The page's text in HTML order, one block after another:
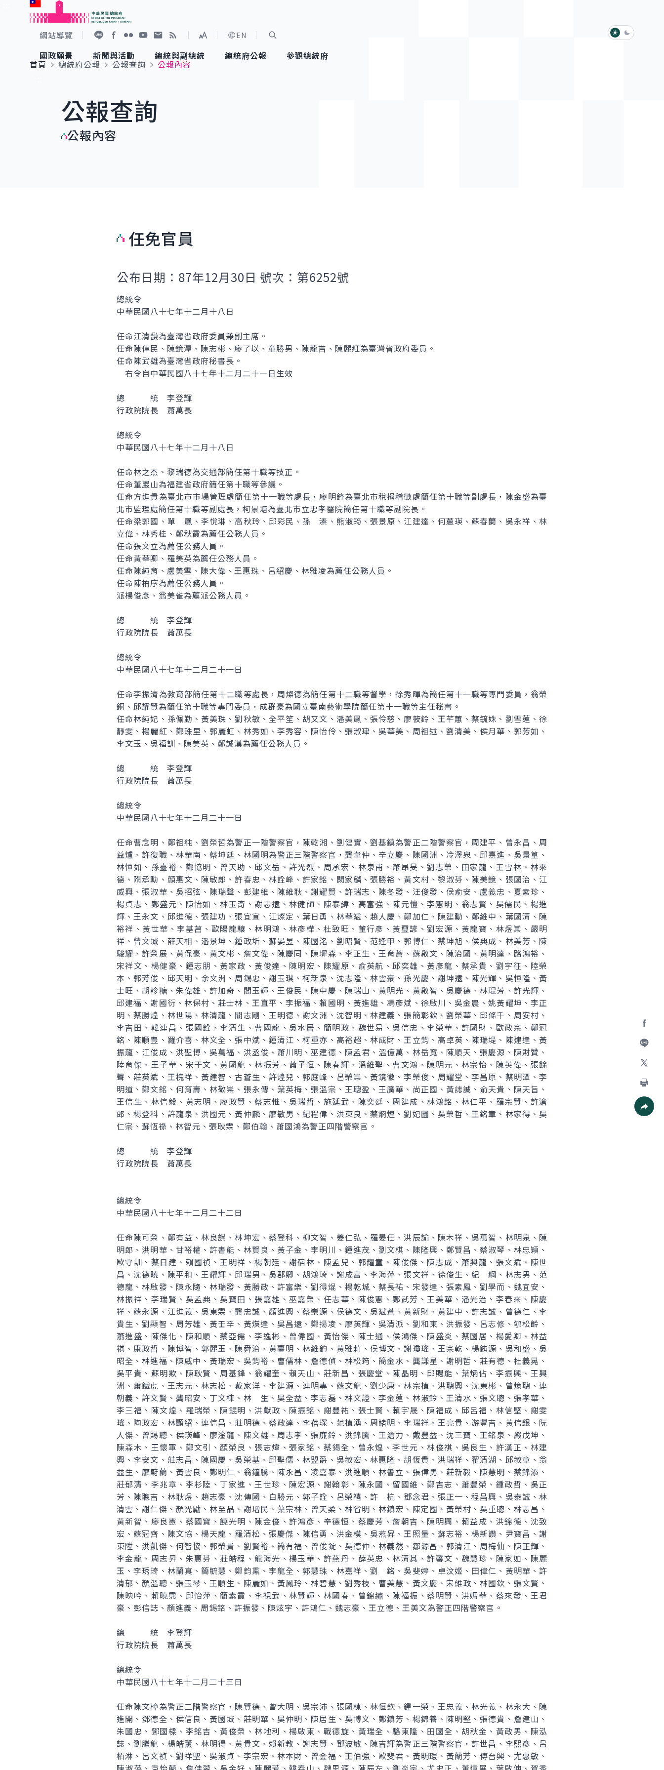
跳到主要內容
網站導覽
展開字級選單
EN
國政願景
國家氣候變遷對策委員會
重要談話
新聞與活動
總統府新聞
影音頻道
總統與副總統
賴清德總統
總統府公報 參觀總統府
淺色模式
深色模式
首頁
總統府公報 公報查詢
公報內容
公報查詢
公報內容
加入好
列印
任免官員
公布日期：87年12月30日 號次：第6252號
總統令
中華民國八十七年十二月十八日
任命江清馦為臺灣省政府委員兼副主席。
任命陳倬民、陳鏡潭、陳志彬、廖了以、童勝男、陳龍吉、陳麗紅為臺灣省政府委員。
任命陳武雄為臺灣省政府秘書長。
右令自中華民國八十七年十二月二十一日生效
總 統 李登輝
行政院院長 蕭萬長
總統令
中華民國八十七年十二月十八日
任命林之杰、黎瑞德為交通部簡任第十職等技正。
任命董巖山為福建省政府簡任第十職等參議。
任命方進貴為臺北市市場管理處簡任第十一職等處長，廖明鋒為臺北市稅捐稽徵處簡任第十職等副處長，陳金盛為臺
北市監理處簡任第十職等副處長，柯景塘為臺北市立忠孝醫院簡任第十職等副院長。
任命梁郭國、單 鳳、李悅琳、高秋玲、邱彩民、孫 溱、熊淑筠、張景原、江建達、何蕙瑛、蘇春蘭、吳永祥、林
立偉、林秀桂、鄭秋霞為薦任公務人員。
任命張文立為薦任公務人員。
任命黃華卿、羅美英為薦任公務人員。
任命陳純育、盧美雪、陳大偉、王惠珠、呂紹慶、林雅凌為薦任公務人員。
任命陳柏序為薦任公務人員。
派楊俊彥、翁美雀為薦派公務人員。
總 統 李登輝
行政院院長 蕭萬長
總統令
中華民國八十七年十二月二十一日
任命李振清為教育部簡任第十二職等處長，周燦德為簡任第十二職等督學，徐秀暉為簡任第十一職等專門委員，翁榮
銅、邱耀賢為簡任第十職等專門委員，成群豪為國立臺南藝術學院簡任第十一職等主任秘書。
任命林純妃、孫佩勤、黃美珠、劉秋敏、全平笙、胡又文、潘美鳳、張伶慈、廖筱鈴、王芊蕙、蔡毓姝、劉雪蓮、徐
靜雯、楊麗紅、鄭珠里、郭麗虹、林秀如、李秀容、陳怡伶、張淑珒、吳華美、周祖述、劉清美、侯月華、郭芳如、
李文玉、吳福訓、陳美英、鄭誠漢為薦任公務人員。
總 統 李登輝
行政院院長 蕭萬長
總統令
中華民國八十七年十二月二十一日
任命曹念明、鄭祖純、劉榮哲為警正一階警察官，陳乾湘、劉健實、劉基鎮為警正二階警察官，周建平、曾永昌、周
益爐、許復職、林華南、蔡坤廷、林國明為警正三階警察官，龔韋仲、辛立慶、陳國洲、冷澤泉、邱嘉進、吳景篁、
林恒如、孫臺裕、鄭協明、曾天助、邱文岳、許光烈、周承宏、林泉甫、蕭昂旻、劉志榮、田家龍、王雪林、林來
德、隋承勳、顏惠文、陳敏郎、許春忠、林詮峰、許家銘、闕家麟、張勝裕、黃文村、黎淑芬、陳美鏡、張國治、江
威興、張淑華、吳招弦、陳瑞聲、彭建維、陳維耿、謝耀賢、許瑞志、陳冬發、汪俊發、侯俞安、盧義忠、夏素珍、
楊貞志、鄭盛元、陳怡如、林玉奇、謝志遠、林健師、陳泰緯、高富強、陳元愷、李憲明、翁志賢、吳儒民、楊進
輝、王永文、邱進德、張建功、張宜宣、江燦定、葉日勇、林華斌、趙人慶、鄭加仁、陳建勳、鄭維中、葉國清、陳
裕祥、黃世華、李基菖、歐陽龍驤、林明鴻、林彥樺、杜致旺、董行彥、黃璽諺、劉宏源、黃龍寶、林煜棠、嚴明
祥、曾文城、薛天相、潘景坤、鍾政圻、蘇晏昱、陳國洺、劉昭賢、范逢甲、郭博仁、蔡坤旭、侯典成、林美芳、陳
駿耀、許榮展、黃保豪、黃文彬、詹文偉、陳慶同、陳墀森、李正生、王育蒼、蘇啟文、陳治國、黃明達、路鴻裕、
宋祥文、楊健豪、鍾志朋、黃家政、黃俊達、陳明宏、陳耀原、俞英航、邱奕雄、黃彥龍、蔡承貴、劉宇征、陸榮
本、郭芳俊、邱天明、余文洲、周錫忠、謝玉琪、柯新泉、沈志隆、林雲豪、孫光慶、謝坤遠、陳光輝、吳恒隆、黃
士旺、胡軫糖、朱偉雄、許加奇、閻玉輝、王俊民、陳中慶、陳瑞山、黃明光、黃啟智、吳慶德、林琨芳、許光輝、
邱建福、謝國衍、林保村、莊士林、王直平、李振福、賴國明、黃進雄、馮彥斌、徐啟川、吳金農、姚黃耀坤、李正
明、蔡勝煌、林世陽、林清龍、閻志剛、王明德、謝文洲、沈智明、林建義、張簡彰欽、劉榮華、邱條千、周安村、
李吉田、韓連昌、張國銓、李清生、曹國龍、吳水居、簡明政、魏世易、吳信忠、李榮華、許國財、歐政宗、鄭冠
銘、陳順豊、羅介喜、林文全、張中斌、鍾清江、柯重亦、高裕超、林成財、王立鈞、高卓英、陳瑞堤、陳建達、黃
振龍、江俊成、洪聖博、吳萬福、洪丞俊、蕭川明、巫建德、陳孟君、溫億萬、林岳寬、陳順天、張慶源、陳財贊、
陸育傑、王子華、宋于文、黃國龍、林振芳、蕭子恒、陳春輝、溫維聖、曹文鴻、陳明元、林宗怡、陳英偉、張餘
聲、莊英斌、王槐祥、黃建智、古蒼生、許煌兒、郭庭峰、呂榮崇、黃鏡徽、李榮俊、周耀堂、李昌原、蔡明潭、李
明道、鄭文銘、何育壽、林敬崇、張永傳、葉英梅、張溫宗、王聰盈、王廣華、尚正國、黃誌誠、俞天貴、陳天旨、
王信生、林信毅、黃志明、廖政賢、蔡志惟、吳瑞哲、施延武、陳奕廷、周建成、林鴻銘、林仁平、羅宗賢、許滄
郎、楊登科、許龍泉、洪國元、黃仲麟、廖敏男、紀程偉、洪東良、蔡烱煌、劉妃圜、吳榮哲、王銘章、林家得、吳
仁宗、蘇恆祿、林智元、張耿霖、鄭伯翰、蕭國鴻為警正四階警察官。
總 統 李登輝
行政院院長 蕭萬長
總統令
中華民國八十七年十二月二十二日
任命陳可榮、鄭有益、林良謀、林坤宏、蔡登科、柳文智、姜仁弘、羅晏任、洪辰諭、陳木祥、吳萬智、林明泉、陳
明郎、洪明華、甘裕權、許書能、林賢良、黃子金、李明川、鍾進茂、劉文棋、陳隆興、鄭賢昌、蔡淑琴、林忠穎、
歐守訓、蔡日建、賴國禎、王明祥、楊朝廷、謝宿林、陳孟兒、郭耀童、陳俊傑、陳志成、蕭興龍、張文斌、陳世
昌、沈德曉、陳平和、王耀輝、邱瑞男、吳郡卿、胡鴻琦、謝成富、李海萍、張文祥、徐俊生、紀 綱、林志男、范
德龍、林啟發、陳永隨、林瑞發、黃勝政、許富樂、劉得焜、楊乾城、蔡長祐、宋發達、張素鳳、劉學而、魏宜安、
林振祥、李瑞賢、吳孟典、吳寶田、張嘉雄、巫嘉榮、任志華、陳俊憲、鄭武芳、王美華、潘光治、李春來、陳慶
祥、蘇永源、江進義、吳東霖、龔忠誠、顏進興、蔡崇源、侯德文、吳斌蒼、黃新財、黃建中、許志誠、曾德仁、李
貴生、劉顯智、周芳雄、黃壬辛、黃煐達、吳昌遠、鄭揚凌、廖英輝、吳清派、劉和東、洪振發、呂志修、郇松齡、
蕭進盛、陳傑化、陳和順、蔡亞儒、李逸彬、曾偉國、黃怡傑、陳士通、侯鴻傑、陳盛炎、蔡國居、楊愛卿、林益
祺、康政哲、陳博智、郭麗玉、陳舜治、黃臺明、林維鈞、黃雅莉、侯博文、謝瓊瑤、王宗乾、楊銪源、吳和盛、吳
昭全、林進福、陳威中、黃瑞宏、吳鈞裕、曹儒林、詹德偵、林松筠、簡金水、龔謙星、謝明哲、莊有德、杜義晃、
吳平貴、蘇明欺、陳耿賢、周基鋒、翁耀奎、賴天山、莊新昌、張慶堂、陳晶明、邱賜能、葉炳佔、李振興、王興
洲、蕭鐵虎、王志元、林志松、戴家洋、李建源、連明專、蘇文龍、劉少康、林宗植、洪聰興、沈東彬、曾煥聰、連
朝義、許文賢、龔昭安、丁文棟、林 生、吳全益、李志磊、林文證、李金蓮、林淑鈴、王清水、張文聰、張孝華、
李三福、陳文煌、羅瑞榮、陳錕明、洪獻政、陳振銘、謝豐祐、張士賢、賴宇晟、陳福成、邱呂福、林信堅、謝雯
瑤、陶政宏、林顯紹、連信昌、莊明德、蔡政達、李蓓琛、范植湧、周諸明、李瑞祥、王亮貴、游豐吉、黃信銀、阮
人傑、曾賜聰、侯瑛峰、廖淦龍、陳文雄、周志孝、張廉鈴、洪錦騰、王滄力、戴豐益、沈三寶、王銘泉、嚴戊坤、
陳森木、王懷軍、鄭文引、顏榮良、張志煒、張家銘、蔡錫全、曾永煌、李世元、林俊祺、吳良生、許漢正、林建
興、李安文、莊志昌、陳國慶、吳榮基、邱聖儒、林盟爵、吳敏宏、林惠隆、胡恆貴、洪瑞祥、翟清湖、邱敏章、翁
益生、廖蔚蘭、黃雲良、鄭明仁、翁鐘騰、陳永昌、凌嘉泰、洪進順、林書立、張偉男、莊新毅、陳慧明、蔡錦添、
莊郁清、李兆章、李杉陸、丁家進、王世珍、陳宏源、謝翰彰、陳永國、留國維、鄭吉志、蕭豐榮、鍾政哲、吳正
芳、陳聰吉、林耿煜、趙志豪、沈傳國、白勝元、郭子詮、呂榮禧、許 杭、鄧念君、張正一、程昌興、吳泰誠、林
清雲、謝仁傑、顏光勵、林至品、謝增民、葉宗林、曾天柔、林省明、林鎮宏、陳定國、黃榮村、吳重聰、林志昌、
黃新智、廖良憲、蔡國寶、饒光明、陳金俊、許鴻彥、辛德恒、蔡慶芳、詹朝吉、陳明興、賴益成、洪錦德、沈致
宏、蘇冠齊、陳文協、楊天龍、羅清松、張慶傑、陳信勇、洪金模、吳燕昇、王照量、蘇志裕、楊新讚、尹寶昌、謝
東陞、洪凱傑、何智協、郭榮貴、劉賢裕、簡有福、曾俊錠、吳德仲、林義然、鄒源昌、郭清江、周梅仙、陳正輝、
李金龍、周志昇、朱惠芬、莊皓程、龍海光、楊玉華、許燕丹、薛英忠、林清其、許馨文、魏慧珍、陳家如、陳麗
玉、李琇琦、林蘭真、簡毓慧、鄭鈞熏、李龍全、郭慧珠、林嘉祥、劉 銘、吳斐婷、卓汶姬、田偉仁、黃明華、許
清郁、顏溫聰、張玉琴、王順生、陳麗如、黃鳳玲、林碧慧、劉秀枝、曹美慧、黃文慶、宋維政、林國欽、張文賢、
陳映吟、賴曉霈、邱怡萍、簡素霞、李視武、林賢輝、林國春、曾錦繡、陳福振、蔡明賢、洪媽華、蔡來發、王君
豪、彭信誌、顏進義、周錫銘、許振發、陳炫宇、許鴻仁、魏志豪、王立德、王美文為警正四階警察官。
總 統 李登輝
行政院院長 蕭萬長
總統令
中華民國八十七年十二月二十三日
任命陳文樟為警正二階警察官，陳賢德、曾大明、吳宗沛、張國棟、林恒欽、鍾一榮、王忠義、林光義、林永大、陳
進開、鄧德全、侯信良、黃國城、莊明華、吳仲明、陳居生、吳博文、鄭鎮芳、楊錦養、陳明堅、張德貴、詹建山、
朱國忠、鄧國樑、李銘吉、黃俊榮、林地利、楊啟東、戰德旋、黃瑞全、駱東隆、田國全、胡秋金、黃政男、陳泓
誌、劉騰龍、楊皓薰、林明得、黃貴文、賴新教、謝志賢、鄧波敏、陳吉輝為警正三階警察官，許世昌、李熙彥、呂
栢淋、呂文禎、劉祥聖、吳淑貞、李宗宏、林本財、曾金福、王伯強、歐斐君、黃明環、黃蘭芳、傅台興、尤惠敏、